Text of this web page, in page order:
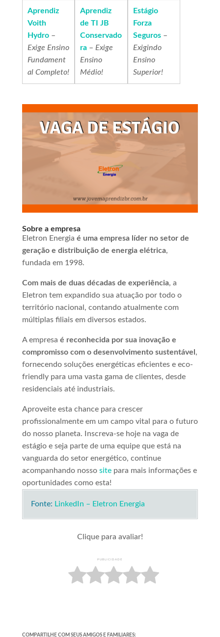
Aprendiz
Voith
Hydro–
Exige Ensino
Fundament
al Completo!
Aprendiz
de TI JB
Conservado
ra –Exige
Ensino
Médio!
Estágio
Forza
Seguros–
Exigindo
Ensino
Superior!
Sobre a empresa
Eletron Energia é uma empresa líder no setor de
geração e distribuição de energia elétrica,
fundada em 1998.
Com mais de duas décadas de experiência, a
Eletron tem expandido sua atuação por todo o
território nacional, contando atualmente com
múltiplas filiais em diversos estados.
A empresa é reconhecida por sua inovação e
compromisso com o desenvolvimento sustentável ,
fornecendo soluções energéticas eficientes e eco-
friendly para uma vasta gama de clientes, desde
residenciais até industriais.
Aproveite esta chance para crescer
profissionalmente em um campo vital para o futuro
do nosso planeta. Inscreva-se hoje na vaga de
estágio e seja parte de uma equipe que está na
vanguarda do setor energético, continue
acompanhando nosso sitepara mais informações e
oportunidades como esta!
Fonte: LinkedIn – Eletron Energia
Clique para avaliar!
PUBLICIDADE
COMPARTILHE COM SEUS AMIGOS E FAMILIARES: